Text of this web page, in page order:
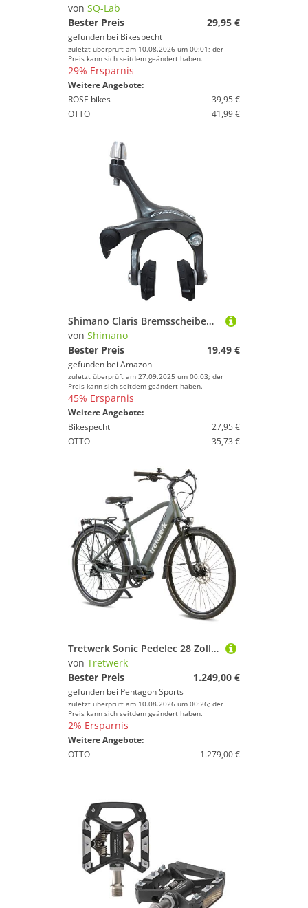
von SQ-Lab
Bester Preis
29,95 €
gefunden bei Bikespecht
zuletzt überprüft am 10.08.2026 um 00:01; der
Preis kann sich seitdem geändert haben.
29% Ersparnis
Weitere Angebote:
ROSE bikes
39,95 €
OTTO
41,99 €
Shimano Claris Bremsscheiben Silber 51 mm
von Shimano
Bester Preis
19,49 €
gefunden bei Amazon
zuletzt überprüft am 27.09.2025 um 00:03; der
Preis kann sich seitdem geändert haben.
45% Ersparnis
Weitere Angebote:
Bikespecht
27,95 €
OTTO
35,73 €
Tretwerk Sonic Pedelec 28 Zoll E Bike Trekkingrad 160 - 180 cm Elektrofahrrad Trekking 8 Gänge Damen Herren Fahrrad
von Tretwerk
Bester Preis
1.249,00 €
gefunden bei Pentagon Sports
zuletzt überprüft am 10.08.2026 um 00:26; der
Preis kann sich seitdem geändert haben.
2% Ersparnis
Weitere Angebote:
OTTO
1.279,00 €